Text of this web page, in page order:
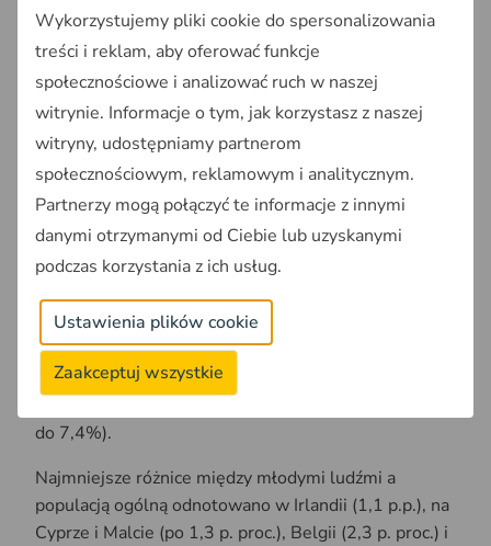
jeden pokój na jedną osobę w wieku od 12 do 17
lat i nieuwzględnioną w poprzedniej kategorii;
jeden pokój na parę dzieci do lat 12.
Młodzi ludzie a populacja
ogółem
Największe różnice we wskaźnikach obserwujemy w
Danii, Holandii i Finlandii. Wskaźnik przeludnienia
wśród młodych ludzi był ponad dwukrotnie wyższy
niż odsetek ludności w Danii (21,6 % w przypadku
młodych ludzi w porównaniu z 9,2 % w przypadku
wszystkich grup wiekowych), Holandii (7,5 % w
do 7,4%).
Najmniejsze różnice między młodymi ludźmi a
populacją ogólną odnotowano w Irlandii (1,1 p.p.), na
Cyprze i Malcie (po 1,3 p. proc.), Belgii (2,3 p. proc.) i
Wykorzystujemy pliki cookie do spersonalizowania
treści i reklam, aby oferować funkcje
społecznościowe i analizować ruch w naszej
witrynie. Informacje o tym, jak korzystasz z naszej
witryny, udostępniamy partnerom
społecznościowym, reklamowym i analitycznym.
Partnerzy mogą połączyć te informacje z innymi
danymi otrzymanymi od Ciebie lub uzyskanymi
podczas korzystania z ich usług.
Ustawienia plików cookie
Zaakceptuj wszystkie